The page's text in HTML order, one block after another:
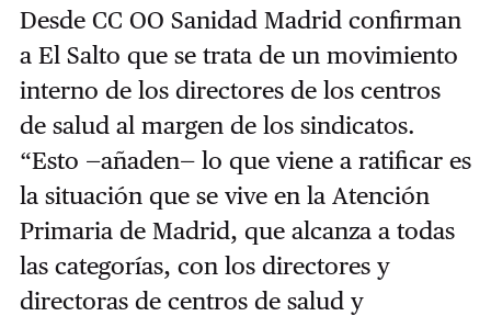
Desde CC OO Sanidad Madrid confirman
a El Salto que se trata de un movimiento
interno de los directores de los centros
de salud al margen de los sindicatos.
“Esto —añaden— lo que viene a ratificar es
la situación que se vive en la Atención
Primaria de Madrid, que alcanza a todas
las categorías, con los directores y
directoras de centros de salud y